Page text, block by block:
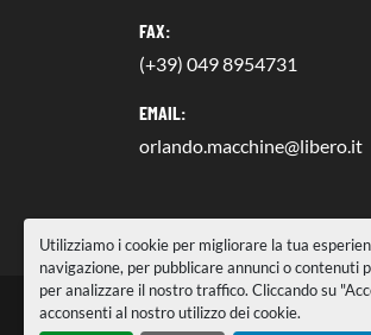
Utilizziamo i cookie per migliorare la tua
navigazione, per pubblicare annunci o contenuti
per analizzare il nostro traffico. Cliccando su
acconsenti al nostro utilizzo dei cookie.
FAX:
(+39) 049 8954731
EMAIL:
orlando.macchine@libero.it